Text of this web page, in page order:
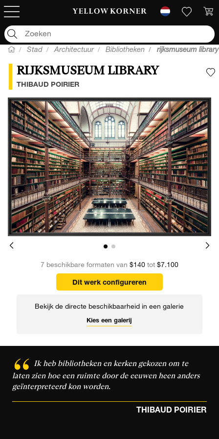
Stad Architectuur Bibliotheken rijksmuseum library
RIJKSMUSEUM LIBRARY
THIBAUD POIRIER
7 beschikbare formaten van $140 tot $7.100
Dit werk configureren
Bekijk de directe beschikbaarheid in een galerie
Kies een galerij
Ik heb bibliotheken en kerken gekozen om te
laten zien hoe een ruimte door de eeuwen heen anders
geïnterpreteerd kon worden.
THIBAUD POIRIER